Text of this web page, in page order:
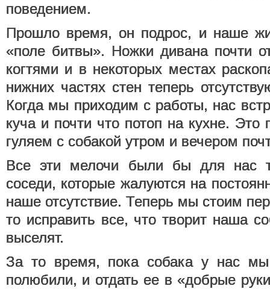
поведением.
Прошло время, он подрос, и наше
«поле битвы». Ножки дивана почти
когтями и в некоторых местах
нижних частях стен теперь
Когда мы приходим с работы, нас
куча и почти что потоп на кухне.
гуляем с собакой утром и вечером
Все эти мелочи были бы для нас
соседи, которые жалуются на
наше отсутствие. Теперь мы стоим
то исправить все, что творит наша
выселят.
За то время, пока собака у нас
полюбили, и отдать ее в «добрые